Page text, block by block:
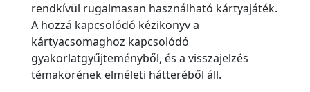
rendkívül rugalmasan használható kártyajáték.
A hozzá kapcsolódó kézikönyv a
kártyacsomaghoz kapcsolódó
gyakorlatgyűjteményből, és a visszajelzés
témakörének elméleti hátteréből áll.